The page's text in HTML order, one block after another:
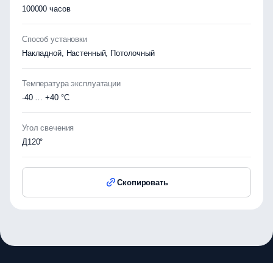
100000 часов
Способ установки
Накладной, Настенный, Потолочный
Температура эксплуатации
-40 … +40 °C
Угол свечения
Д120°
Скопировать